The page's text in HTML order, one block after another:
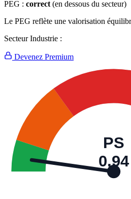
PEG : correct (en dessous du secteur)
Le PEG reflète une valorisation
Secteur Industrie :
Devenez Premium
PS
0,94